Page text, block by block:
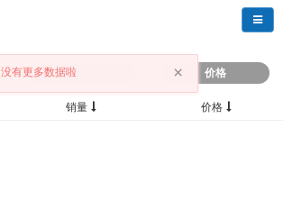
导航
分类 价格
销量 价格
×
没有更多数据啦